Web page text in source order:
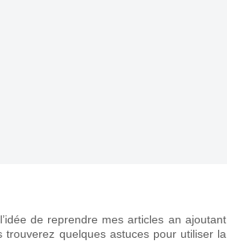
de reprendre mes articles an ajoutant
quelques astuces pour utiliser la